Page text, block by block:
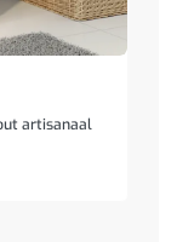
artisanaal